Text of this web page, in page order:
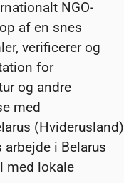
NGO-
af en snes
verificerer og
for
og andre
med
(Hviderusland)
i Belarus
med lokale